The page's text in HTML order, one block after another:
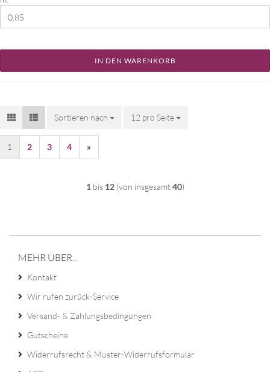
IN DEN WARENKORB
Sortieren nach
Sortieren nach 12 pro Seite
pro Seite
1 2 3 4 »
1 bis 12(von insgesamt40)
MEHR ÜBER...
Kontakt
Wir rufen zurück-Service
Versand- & Zahlungsbedingungen
Gutscheine
Widerrufsrecht & Muster-Widerrufsformular